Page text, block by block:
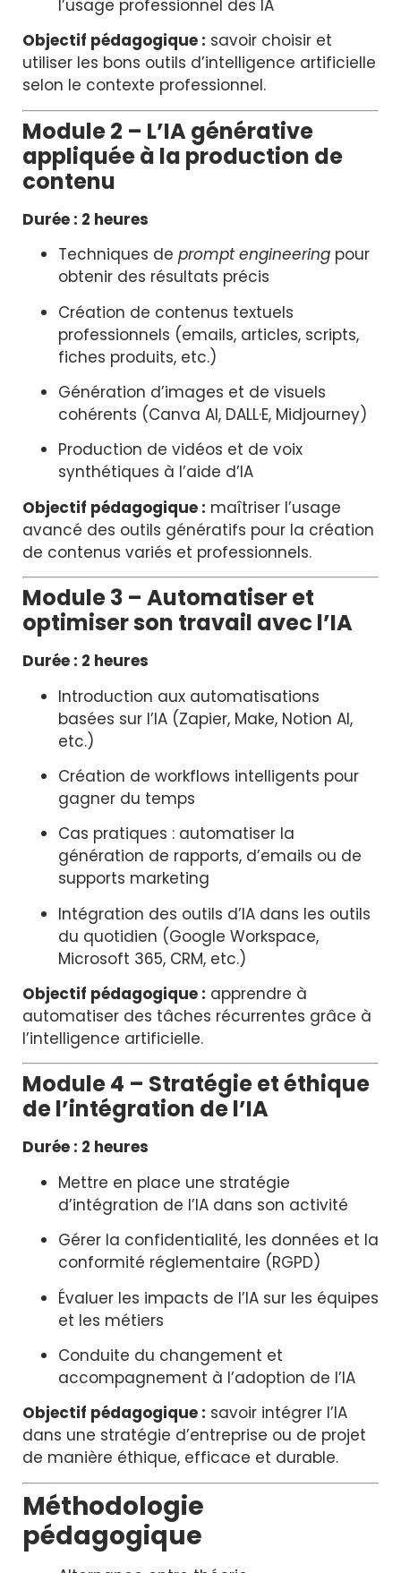
l’usage professionnel des IA
Objectif pédagogique : savoir choisir et
utiliser les bons outils d’intelligence artificielle
selon le contexte professionnel.
Module 2 – L’IA générative
appliquée à la production de
contenu
Durée : 2 heures
Techniques de prompt engineering pour
obtenir des résultats précis
Création de contenus textuels
professionnels (emails, articles, scripts,
fiches produits, etc.)
Génération d’images et de visuels
cohérents (Canva AI, DALL·E, Midjourney)
Production de vidéos et de voix
synthétiques à l’aide d’IA
Objectif pédagogique : maîtriser l’usage
avancé des outils génératifs pour la création
de contenus variés et professionnels.
Module 3 – Automatiser et
optimiser son travail avec l’IA
Durée : 2 heures
Introduction aux automatisations
basées sur l’IA (Zapier, Make, Notion AI,
etc.)
Création de workflows intelligents pour
gagner du temps
Cas pratiques : automatiser la
génération de rapports, d’emails ou de
supports marketing
Intégration des outils d’IA dans les outils
du quotidien (Google Workspace,
Microsoft 365, CRM, etc.)
Objectif pédagogique : apprendre à
automatiser des tâches récurrentes grâce à
l’intelligence artificielle.
Module 4 – Stratégie et éthique
de l’intégration de l’IA
Durée : 2 heures
Mettre en place une stratégie
d’intégration de l’IA dans son activité
Gérer la confidentialité, les données et la
conformité réglementaire (RGPD)
Évaluer les impacts de l’IA sur les équipes
et les métiers
Conduite du changement et
accompagnement à l’adoption de l’IA
Objectif pédagogique : savoir intégrer l’IA
dans une stratégie d’entreprise ou de projet
de manière éthique, efficace et durable.
Méthodologie
pédagogique